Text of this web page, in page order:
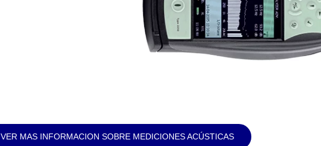
VER MAS INFORMACION SOBRE MEDICIONES ACÚSTICAS